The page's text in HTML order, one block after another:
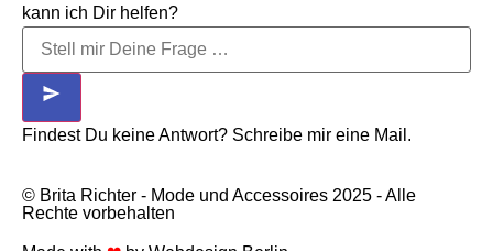
kann ich Dir helfen?
Findest Du keine Antwort? Schreibe mir eine Mail.
© Brita Richter - Mode und Accessoires 2025 - Alle
Rechte vorbehalten